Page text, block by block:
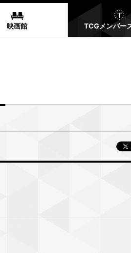
映画館 TCGメンバー